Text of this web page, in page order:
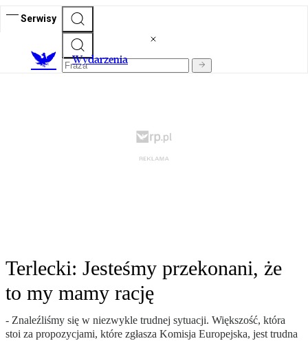
Serwisy
Wydarzenia
Terlecki: Jesteśmy przekonani, że
to my mamy rację
- Znaleźliśmy się w niezwykle trudnej sytuacji. Większość, która
stoi za propozycjami, które zgłasza Komisja Europejska, jest trudna